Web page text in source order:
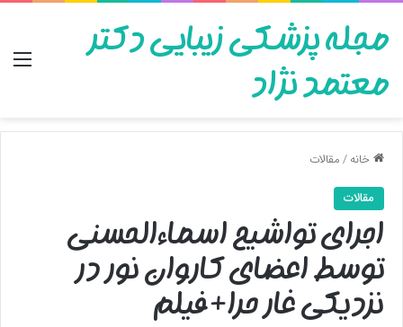
مجله پزشکی زیبایی دکتر
معتمد نژاد
خانه/مقالات
مقالات
اجرای تواشیح اسماءالحسنی
توسط اعضای کاروان نور در
نزدیکی غار حرا+فیلم